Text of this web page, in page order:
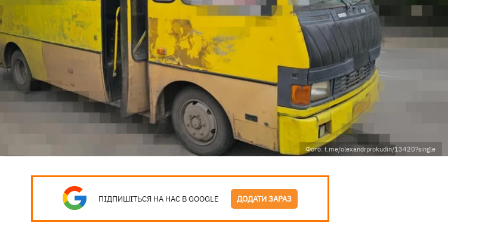
Фото: t.me/olexandrprokudin/13420?single
ПІДПИШІТЬСЯ НА НАС В GOOGLE ДОДАТИ ЗАРАЗ